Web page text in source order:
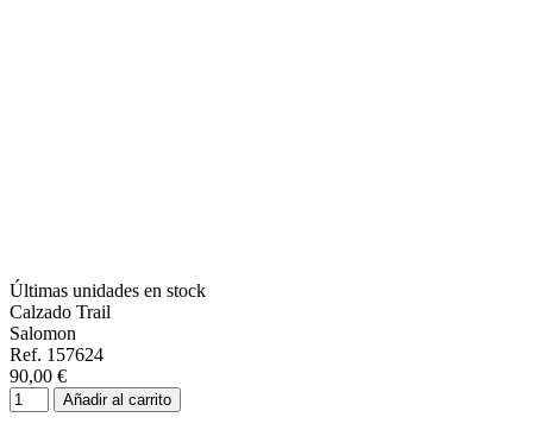
Últimas unidades en stock
Calzado Trail
Salomon
Ref. 157624
90,00 €
Añadir al carrito